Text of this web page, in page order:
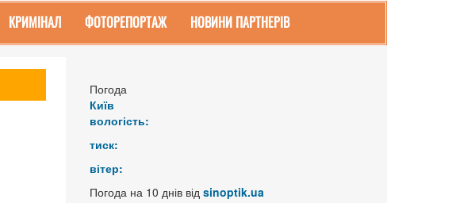
КРИМІНАЛ ФОТОРЕПОРТАЖ НОВИНИ ПАРТНЕРІВ
Погода
Київ
вологість:
тиск:
вітер:
Погода на 10 днів від sinoptik.ua